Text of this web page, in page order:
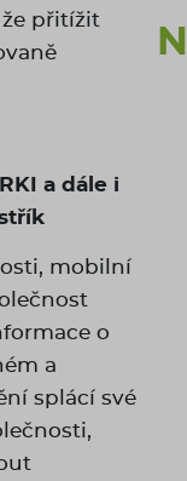
přitížit
a dále i
mobilní
o
a
splácí své